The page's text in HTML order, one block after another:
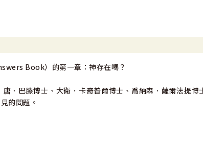
Book）的第一章：神存在嗎？
．巴滕博士、大衛．卡奇普爾博士、喬納森．薩爾法提博
的問題。